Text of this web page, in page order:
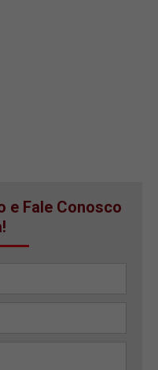
e Fale Conosco